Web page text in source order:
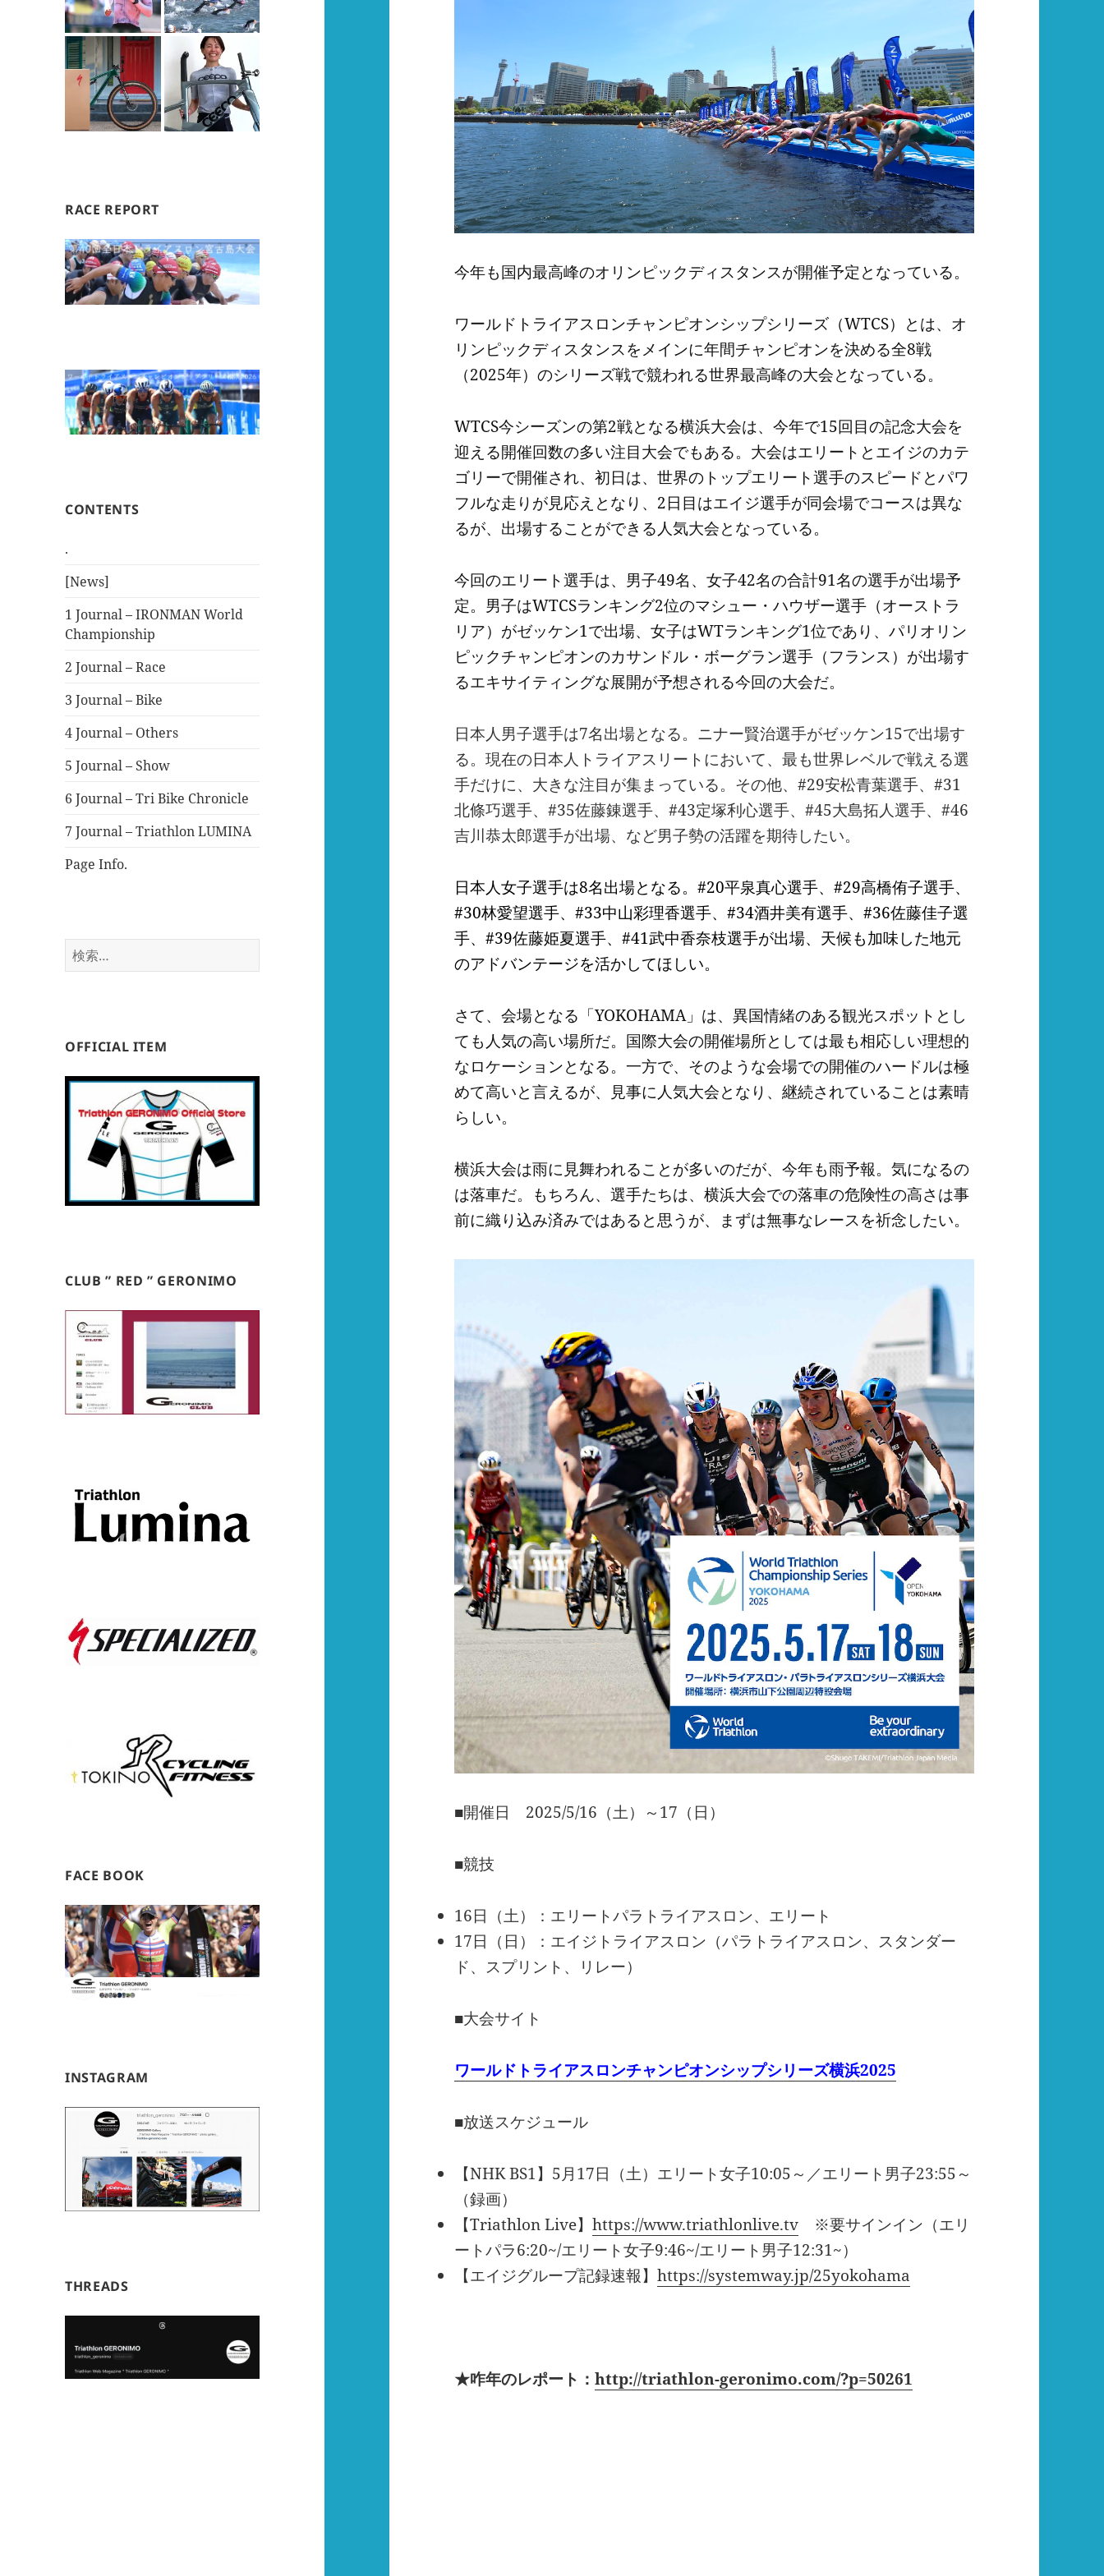
RACE REPORT
CONTENTS
.
[News]
1 Journal – IRONMAN World
Championship
2 Journal – Race
3 Journal – Bike
4 Journal – Others
5 Journal – Show
6 Journal – Tri Bike Chronicle
7 Journal – Triathlon LUMINA
Page Info.
検
索:
OFFICIAL ITEM
CLUB ” RED ” GERONIMO
FACE BOOK
INSTAGRAM
THREADS
今年も国内最高峰のオリンピックディスタンスが開催予定となっている。
ワールドトライアスロンチャンピオンシップシリーズ（WTCS）とは、オ
リンピックディスタンスをメインに年間チャンピオンを決める全8戦
（2025年）のシリーズ戦で競われる世界最高峰の大会となっている。
WTCS今シーズンの第2戦となる横浜大会は、今年で15回目の記念大会を
迎える開催回数の多い注目大会でもある。大会はエリートとエイジのカテ
ゴリーで開催され、初日は、世界のトップエリート選手のスピードとパワ
フルな走りが見応えとなり、2日目はエイジ選手が同会場でコースは異な
るが、出場することができる人気大会となっている。
今回のエリート選手は、男子49名、女子42名の合計91名の選手が出場予
定。男子はWTCSランキング2位のマシュー・ハウザー選手（オーストラ
リア）がゼッケン1で出場、女子はWTランキング1位であり、パリオリン
ピックチャンピオンのカサンドル・ボーグラン選手（フランス）が出場す
るエキサイティングな展開が予想される今回の大会だ。
日本人男子選手は7名出場となる。ニナー賢治選手がゼッケン15で出場す
る。現在の日本人トライアスリートにおいて、最も世界レベルで戦える選
手だけに、大きな注目が集まっている。その他、#29安松青葉選手、#31
北條巧選手、#35佐藤錬選手、#43定塚利心選手、#45大島拓人選手、#46
吉川恭太郎選手が出場、など男子勢の活躍を期待したい。
日本人女子選手は8名出場となる。#20平泉真心選手、#29高橋侑子選手、
#30林愛望選手、#33中山彩理香選手、#34酒井美有選手、#36佐藤佳子選
手、#39佐藤姫夏選手、#41武中香奈枝選手が出場、天候も加味した地元
のアドバンテージを活かしてほしい。
さて、会場となる「YOKOHAMA」は、異国情緒のある観光スポットとし
ても人気の高い場所だ。国際大会の開催場所としては最も相応しい理想的
なロケーションとなる。一方で、そのような会場での開催のハードルは極
めて高いと言えるが、見事に人気大会となり、継続されていることは素晴
らしい。
横浜大会は雨に見舞われることが多いのだが、今年も雨予報。気になるの
は落車だ。もちろん、選手たちは、横浜大会での落車の危険性の高さは事
前に織り込み済みではあると思うが、まずは無事なレースを祈念したい。
■開催日 2025/5/16（土）～17（日）
■競技
16日（土）：エリートパラトライアスロン、エリート
17日（日）：エイジトライアスロン（パラトライアスロン、スタンダー
ド、スプリント、リレー）
■大会サイト
ワールドトライアスロンチャンピオンシップシリーズ横浜2025
■放送スケジュール
【NHK BS1】5月17日（土）エリート女子10:05～／エリート男子23:55～
（録画）
【Triathlon Live】https://www.triathlonlive.tv ※要サインイン（エリ
ートパラ6:20~/エリート女子9:46~/エリート男子12:31~）
【エイジグループ記録速報】https://systemway.jp/25yokohama
★咋年のレポート：http://triathlon-geronimo.com/?p=50261